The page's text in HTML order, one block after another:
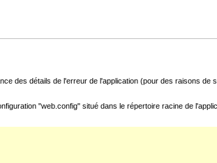
des détails de l'erreur de l'application (pour des raisons de
"web.config" situé dans le répertoire racine de